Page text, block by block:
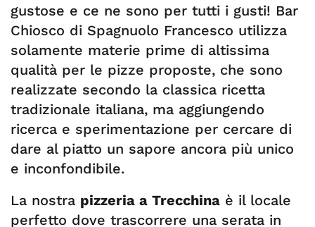
gustose e ce ne sono per tutti i gusti! Bar
Chiosco di Spagnuolo Francesco utilizza
solamente materie prime di altissima
qualità per le pizze proposte, che sono
realizzate secondo la classica ricetta
tradizionale italiana, ma aggiungendo
ricerca e sperimentazione per cercare di
dare al piatto un sapore ancora più unico
e inconfondibile.
La nostra pizzeria a Trecchina è il locale
perfetto dove trascorrere una serata in